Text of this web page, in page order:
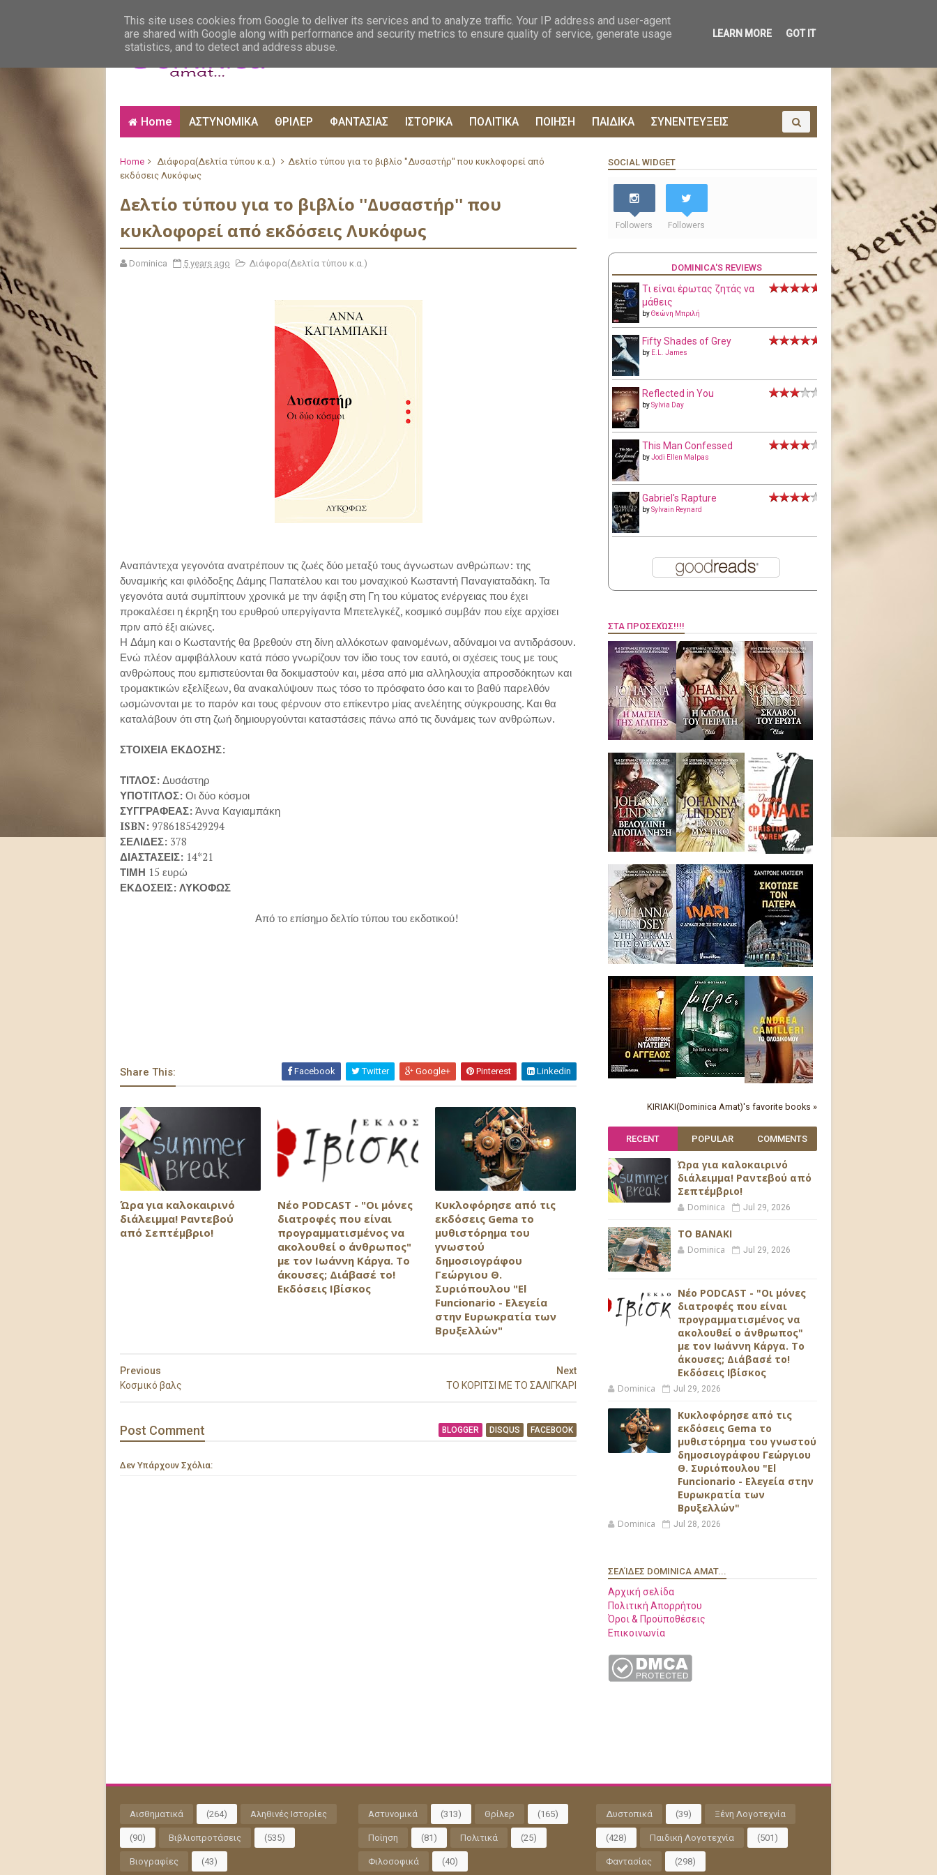
Home ΑΣΤΥΝΟΜΙΚΑ ΘΡΙΛΕΡ ΦΑΝΤΑΣΙΑΣ ΙΣΤΟΡΙΚΑ ΠΟΛΙΤΙΚΑ ΠΟΙΗΣΗ ΠΑΙΔΙΚΑ ΣΥΝΕΝΤΕΥΞΕΙΣ
Home Διάφορα(Δελτία τύπου κ.α.)
Δελτίο τύπου για το βιβλίο ''Δυσαστήρ'' που κυκλοφορεί από
εκδόσεις Λυκόφως
Δελτίο τύπου για το βιβλίο ''Δυσαστήρ'' που
κυκλοφορεί από εκδόσεις Λυκόφως
Dominica 5 years ago Διάφορα(Δελτία τύπου κ.α.)
Αναπάντεχα γεγονότα ανατρέπουν τις ζωές δύο μεταξύ τους άγνωστων ανθρώπων: της
δυναμικής και φιλόδοξης Δάμης Παπατέλου και του μοναχικού Κωσταντή Παναγιαταδάκη. Τα
γεγονότα αυτά συμπίπτουν χρονικά με την άφιξη στη Γη του κύματος ενέργειας που έχει
προκαλέσει η έκρηξη του ερυθρού υπεργίγαντα Μπετελγκέζ, κοσμικό συμβάν που είχε αρχίσει
πριν από έξι αιώνες.
Η Δάμη και ο Κωσταντής θα βρεθούν στη δίνη αλλόκοτων φαινομένων, αδύναμοι να αντιδράσουν.
Ενώ πλέον αμφιβάλλουν κατά πόσο γνωρίζουν τον ίδιο τους τον εαυτό, οι σχέσεις τους με τους
ανθρώπους που εμπιστεύονται θα δοκιμαστούν και, μέσα από μια αλληλουχία απροσδόκητων και
τρομακτικών εξελίξεων, θα ανακαλύψουν πως τόσο το πρόσφατο όσο και το βαθύ παρελθόν
ωσμώνονται με το παρόν και τους φέρνουν στο επίκεντρο μίας ανελέητης σύγκρουσης. Και θα
καταλάβουν ότι στη ζωή δημιουργούνται καταστάσεις πάνω από τις δυνάμεις των ανθρώπων.
ΣΤΟΙΧΕΙΑ ΕΚΔΟΣΗΣ:
ΤΙΤΛΟΣ: Δυσάστηρ
ΥΠΟΤΙΤΛΟΣ: Οι δύο κόσμοι
ΣΥΓΓΡΑΦΕΑΣ: Άννα Καγιαμπάκη
ISBN: 9786185429294
ΣΕΛΙΔΕΣ: 378
ΔΙΑΣΤΑΣΕΙΣ: 14*21
ΤΙΜΗ 15 ευρώ
ΕΚΔΟΣΕΙΣ: ΛΥΚΟΦΩΣ
Από το επίσημο δελτίο τύπου του εκδοτικού!
Share This: Facebook Twitter Google+ Pinterest Linkedin
Ώρα για καλοκαιρινό
διάλειμμα! Ραντεβού
από Σεπτέμβριο!
Νέο PODCAST - "Οι μόνες
διατροφές που είναι
προγραμματισμένος να
ακολουθεί ο άνθρωπος"
με τον Ιωάννη Κάργα. Το
άκουσες; Διάβασέ το!
Εκδόσεις Ιβίσκος
Κυκλοφόρησε από τις
εκδόσεις Gema το
μυθιστόρημα του
γνωστού
δημοσιογράφου
Γεώργιου Θ.
Συριόπουλου "El
Funcionario - Ελεγεία
στην Ευρωκρατία των
Βρυξελλών"
Next
ΤΟ ΚΟΡΙΤΣΙ ΜΕ ΤΟ ΣΑΛΙΓΚΑΡΙ
Previous
Κοσμικό βαλς
Post Comment BLOGGER DISQUS FACEBOOK
Δεν Υπάρχουν Σχόλια:
SOCIAL WIDGET
Followers Followers
DOMINICA'S REVIEWS
Τι είναι έρωτας ζητάς να
μάθεις
byΘεώνη Μπριλή
Fifty Shades of Grey
by E.L. James
Reflected in You
bySylvia Day
This Man Confessed
byJodi Ellen Malpas
Gabriel's Rapture
bySylvain Reynard
ΣΤΑ ΠΡΟΣΕΧΏΣ!!!!
KIRIAKI(Dominica Amat)'s favorite books »
RECENT POPULAR COMMENTS
Ώρα για καλοκαιρινό
διάλειμμα! Ραντεβού από
Σεπτέμβριο!
Dominica Jul 29, 2026
ΤΟ ΒΑΝΑΚΙ
Dominica Jul 29, 2026
Νέο PODCAST - "Οι μόνες
διατροφές που είναι
προγραμματισμένος να
ακολουθεί ο άνθρωπος"
με τον Ιωάννη Κάργα. Το
άκουσες; Διάβασέ το!
Εκδόσεις Ιβίσκος
Dominica Jul 29, 2026
Κυκλοφόρησε από τις
εκδόσεις Gema το
μυθιστόρημα του γνωστού
δημοσιογράφου Γεώργιου
Θ. Συριόπουλου "El
Funcionario - Ελεγεία στην
Ευρωκρατία των
Βρυξελλών"
Dominica Jul 28, 2026
ΣΕΛΊΔΕΣ DOMINICA AMAT...
Αρχική σελίδα
Πολιτική Απορρήτου
Όροι & Προϋποθέσεις
Επικοινωνία
Αισθηματικά (264) Αληθινές Ιστορίες
(90) Βιβλιοπροτάσεις (535)
Βιογραφίες (43)
Αστυνομικά (313) Θρίλερ (165)
Ποίηση (81) Πολιτικά (25)
Φιλοσοφικά (40)
Δυστοπικά (39) Ξένη Λογοτεχνία
(428) Παιδική Λογοτεχνία (501)
Φαντασίας (298)
This site uses cookies from Google to deliver its services and to analyze traffic. Your IP address and user-agent
are shared with Google along with performance and security metrics to ensure quality of service, generate usage
statistics, and to detect and address abuse.
LEARN MORE GOT IT